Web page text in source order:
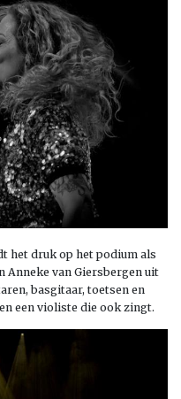
het druk op het podium als
Anneke van Giersbergen uit
basgitaar, toetsen en
een violiste die ook zingt.